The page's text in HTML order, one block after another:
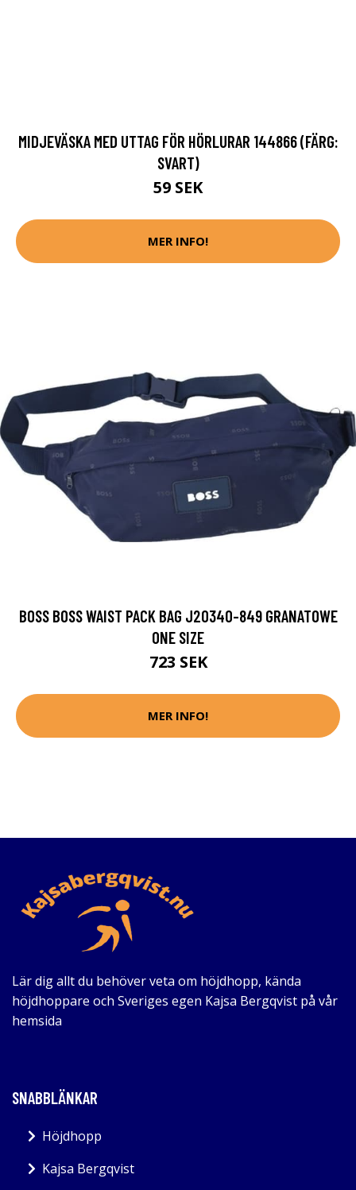
MIDJEVÄSKA MED UTTAG FÖR HÖRLURAR 144866 (FÄRG:
SVART)
59 SEK
MER INFO!
BOSS BOSS WAIST PACK BAG J20340-849 GRANATOWE
ONE SIZE
723 SEK
MER INFO!
Lär dig allt du behöver veta om höjdhopp, kända
höjdhoppare och Sveriges egen Kajsa Bergqvist på vår
hemsida
SNABBLÄNKAR
Höjdhopp
Kajsa Bergqvist